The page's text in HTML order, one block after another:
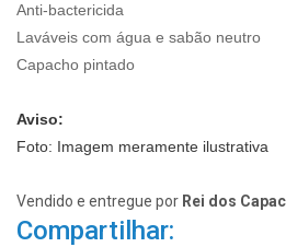
Anti-bactericida
Laváveis com água e sabão neutro
Capacho pintado
Aviso:
Foto: Imagem meramente ilustrativa
Vendido e entregue por Rei dos
Compartilhar: